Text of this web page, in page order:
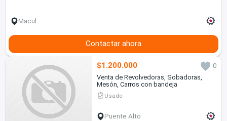
Macul
Contactar ahora
$1.200.000
0
Venta de Revolvedoras, Sobadoras,
Mesón, Carros con bandeja
Usado
Puente Alto